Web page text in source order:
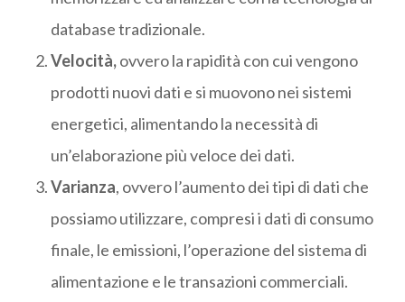
database tradizionale.
Velocità,ovvero la rapidità con cui vengono
prodotti nuovi dati e si muovono nei sistemi
energetici, alimentando la necessità di
un’elaborazione più veloce dei dati.
Varianza, ovvero l’aumento dei tipi di dati che
possiamo utilizzare, compresi i dati di consumo
finale, le emissioni, l’operazione del sistema di
alimentazione e le transazioni commerciali.